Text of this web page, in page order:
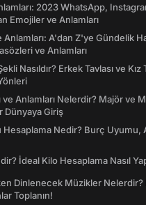
2023 WhatsApp,
Emojiler ve Anlamları
A'dan Z'ye Gündelik
ve Anlamları
Nasıldır? Erkek Tavlası ve
ve Anlamları Nelerdir? Majör ve
Dünyaya Giriş
Nedir? Burç Uyumu,
İdeal Kilo Hesaplama Nasıl
Dinlenecek Müzikler
Toplanın!